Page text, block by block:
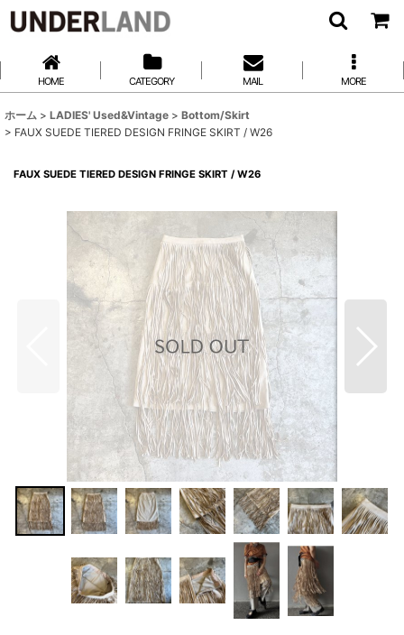
HOME CATEGORY MAIL MORE
ホーム > LADIES' Used&Vintage > Bottom/Skirt
> FAUX SUEDE TIERED DESIGN FRINGE SKIRT / W26
FAUX SUEDE TIERED DESIGN FRINGE SKIRT / W26